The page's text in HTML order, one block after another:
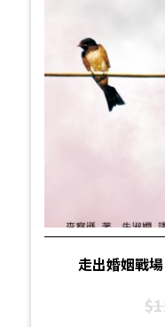
走出婚姻戰
$